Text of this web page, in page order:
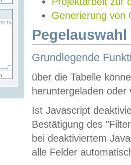
Generierung von
Grundlegende
über die Tabelle
heruntergeladen oder
Ist Javascript
Bestätigung des
bei deaktiviertem
alle Felder